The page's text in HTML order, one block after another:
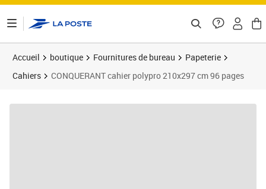
Accueil boutique Fournitures de bureau
Papeterie
Cahiers
CONQUERANT cahier polypro 210x297 cm 96 pages